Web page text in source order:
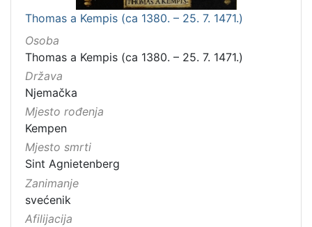
Thomas a Kempis (ca 1380. – 25. 7. 1471.)
Osoba
Thomas a Kempis (ca 1380. – 25. 7. 1471.)
Država
Njemačka
Mjesto rođenja
Kempen
Mjesto smrti
Sint Agnietenberg
Zanimanje
svećenik
Afilijacija